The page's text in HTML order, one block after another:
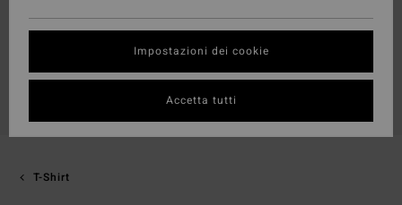
T-Shirt
Impostazioni dei cookie
Accetta tutti